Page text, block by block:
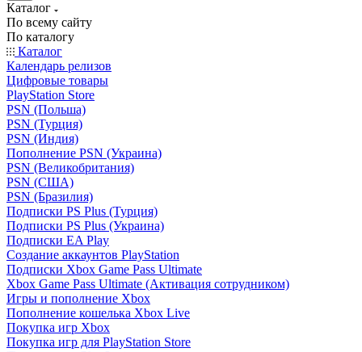
Каталог
По всему сайту
По каталогу
Каталог
Календарь релизов
Цифровые товары
PlayStation Store
PSN (Польша)
PSN (Турция)
PSN (Индия)
Пополнение PSN (Украина)
PSN (Великобритания)
PSN (США)
PSN (Бразилия)
Подписки PS Plus (Турция)
Подписки PS Plus (Украина)
Подписки EA Play
Создание аккаунтов PlayStation
Подписки Xbox Game Pass Ultimate
Xbox Game Pass Ultimate (Активация сотрудником)
Игры и пополнение Xbox
Пополнение кошелька Xbox Live
Покупка игр Xbox
Покупка игр для PlayStation Store